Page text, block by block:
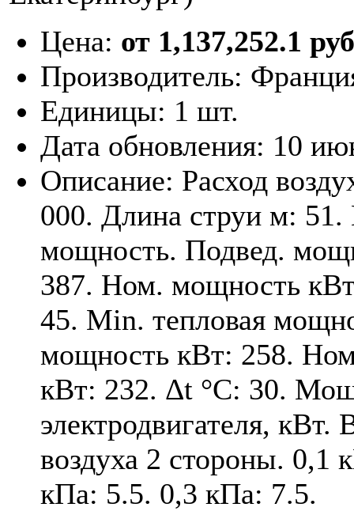
Цена: от 1,137,252.1
Производитель:
Единицы: 1 шт.
Дата обновления: 10
Описание: Расход
000. Длина струи м: 51.
мощность. Подвед.
387. Ном. мощность
45. Min. тепловая
мощность кВт: 258.
кВт: 232. Δt °C: 30.
электродвигателя, кВт.
воздуха 2 стороны. 0,1
кПа: 5.5. 0,3 кПа: 7.5.